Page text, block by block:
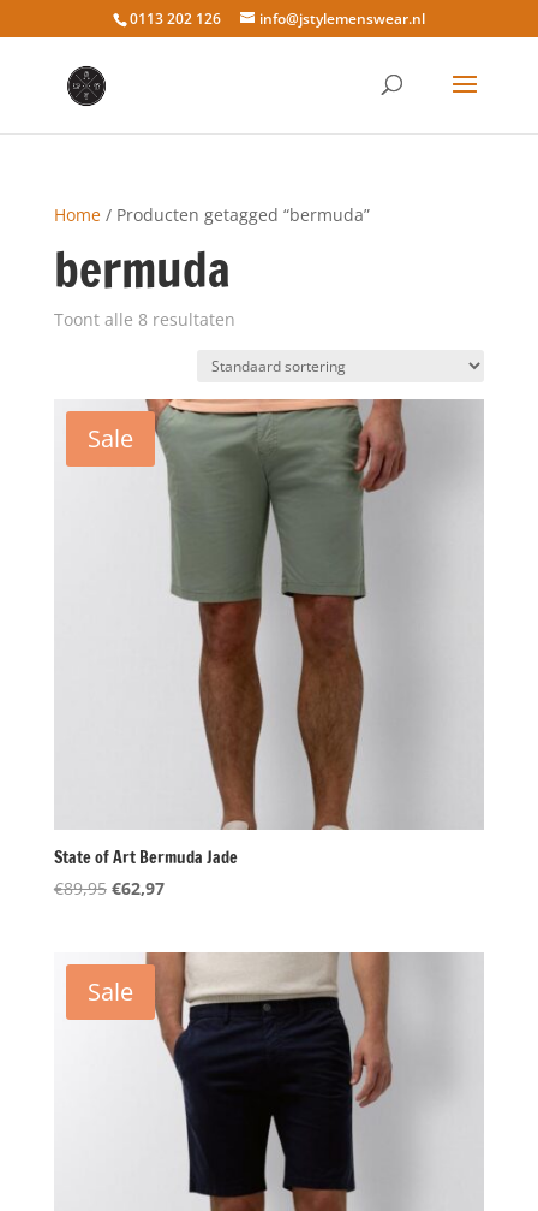
0113 202 126 info@jstylemenswear.nl
Home/ Producten getagged “bermuda”
bermuda
Toont alle 8 resultaten
Sale
State of Art Bermuda Jade
€89,95 Oorspronkelijke
€89,95.
€62,97Huidige
€62,97.
Sale